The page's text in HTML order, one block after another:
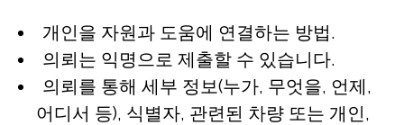
개인을 자원과 도움에 연결하는 방법.
의뢰는 익명으로 제출할 수 있습니다.
의뢰를 통해 세부 정보(누가, 무엇을, 언제,
어디서 등), 식별자, 관련된 차량 또는 개인,